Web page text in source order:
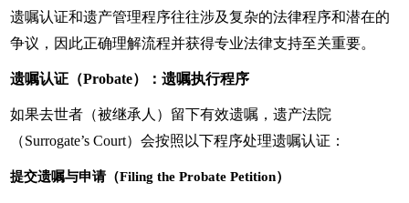
遗嘱认证和遗产管理程序往往涉及复杂的法律程序和潜在的
争议，因此正确理解流程并获得专业法律支持至关重要。
遗嘱认证（Probate）：遗嘱执行程序
如果去世者（被继承人）留下有效遗嘱，遗产法院
（Surrogate’s Court）会按照以下程序处理遗嘱认证：
提交遗嘱与申请（Filing the Probate Petition）